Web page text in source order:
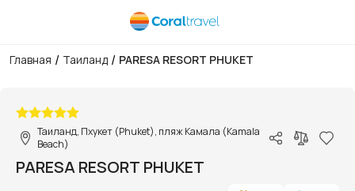
Главная / Таиланд / PARESA RESORT PHUKET
Таиланд, Пхукет (Phuket), пляж Камала (Kamala
Beach)
PARESA RESORT PHUKET